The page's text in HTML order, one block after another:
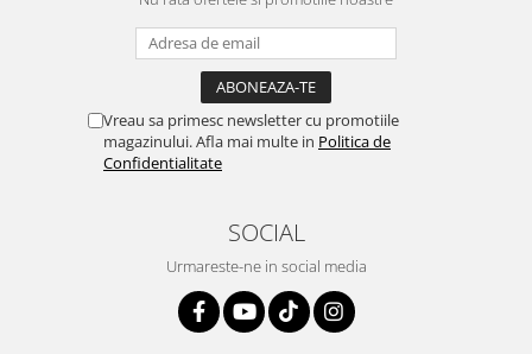
Vreau sa primesc newsletter cu promotiile
magazinului. Afla mai multe in Politica de
Confidentialitate
SOCIAL
Urmareste-ne in social media